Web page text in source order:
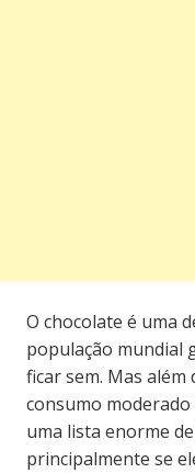
O chocolate é uma
população mundial
ficar sem. Mas
consumo
uma lista enorme
principalmente se